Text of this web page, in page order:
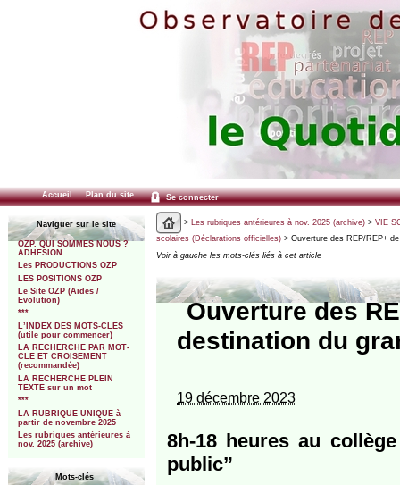
Accueil Plan du site Se connecter
Naviguer sur le site
OZP. QUI SOMMES NOUS ?
ADHESION
Les PRODUCTIONS OZP
LES POSITIONS OZP
Le Site OZP (Aides /
Evolution)
***
L’INDEX DES MOTS-CLES
(utile pour commencer)
LA RECHERCHE PAR MOT-
CLE ET CROISEMENT
(recommandée)
LA RECHERCHE PLEIN
TEXTE sur un mot
***
LA RUBRIQUE UNIQUE à
partir de novembre 2025
Les rubriques antérieures à
nov. 2025 (archive)
Mots-clés
> Les rubriques antérieures à nov. 2025 (archive)> VIE
scolaires (Déclarations officielles)> Ouverture des REP/REP+
Voir à gauche les mots-clés liés à cet article
Ouverture des
destination du
19 décembre 2023
8h-18 heures au
public”